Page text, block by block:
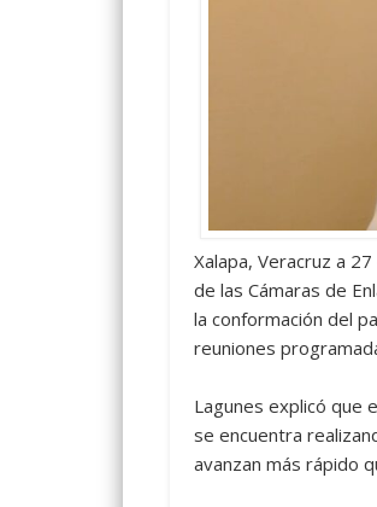
Xalapa, Veracruz a
de las Cámaras de
la conformación del
reuniones
Lagunes explicó que
se encuentra
avanzan más rápido